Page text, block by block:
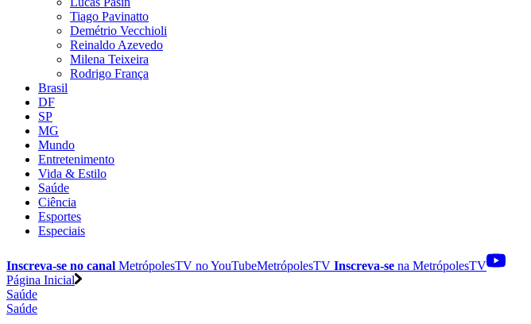
Tiago Pavinatto
Demétrio Vecchioli
Reinaldo Azevedo
Milena Teixeira
Rodrigo França
Brasil
DF
SP
MG
Mundo
Entretenimento
Vida & Estilo
Saúde
Ciência
Esportes
Especiais
Inscreva-se no canal MetrópolesTV noYouTubeMetrópolesTV Inscreva-se na MetrópolesTV
Página Inicial
Saúde
Saúde